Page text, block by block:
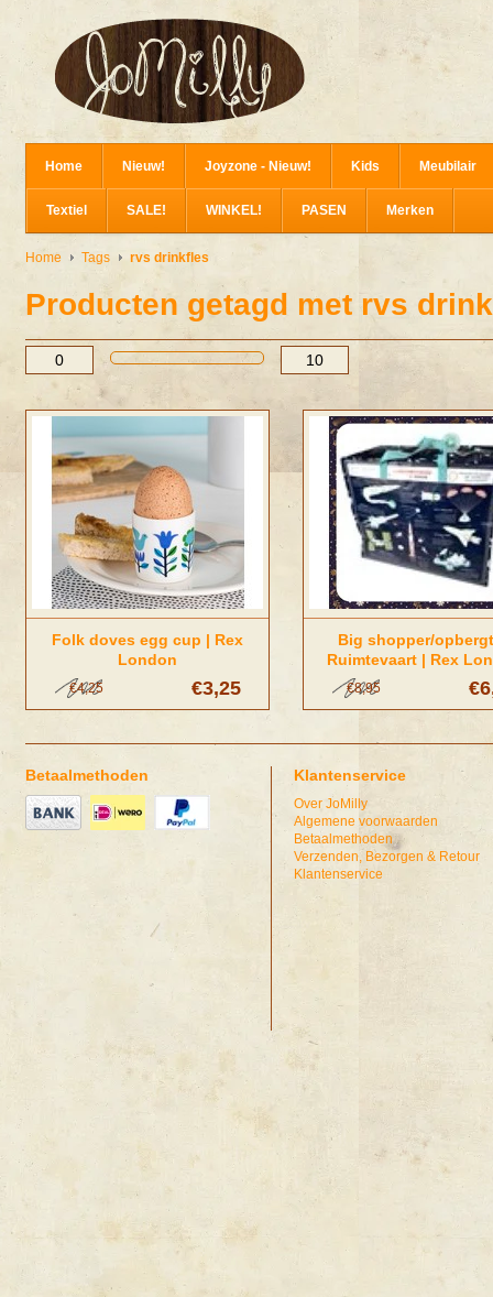
Home Nieuw! Joyzone - Nieuw! Kids Meubilair
Textiel SALE! WINKEL! PASEN Merken
Home Tags rvs drinkfles
Producten getagd met rvs
Folk doves egg cup | Rex
London
€3,25
€4,25
Big shopper/
Ruimtevaart | Rex
€8,95
Betaalmethoden Klantenservice
Over JoMilly
Algemene voorwaarden
Betaalmethoden
Verzenden, Bezorgen & Retour
Klantenservice